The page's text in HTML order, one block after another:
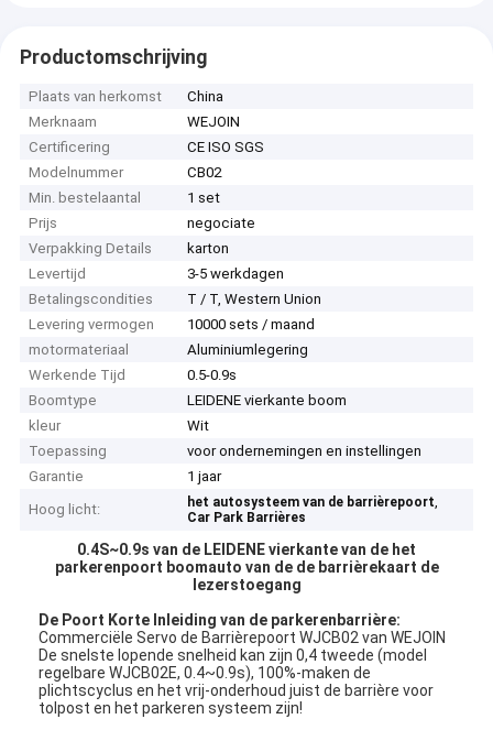
Productomschrijving
Plaats van herkomst
China
Merknaam
WEJOIN
Certificering
CE ISO SGS
Modelnummer
CB02
Min. bestelaantal
1 set
Prijs
negociate
Verpakking Details
karton
Levertijd
3-5 werkdagen
Betalingscondities
T / T, Western Union
Levering vermogen
10000 sets / maand
motormateriaal
Aluminiumlegering
Werkende Tijd
0.5-0.9s
Boomtype
LEIDENE vierkante boom
kleur
Wit
Toepassing
voor ondernemingen en instellingen
Garantie
1 jaar
Hoog licht:
het autosysteem van de barrièrepoort,
Car Park Barrières
0.4S~0.9s van de LEIDENE vierkante van de het
parkerenpoort boomauto van de de barrièrekaart de
lezerstoegang
De Poort Korte Inleiding van de parkerenbarrière:
Commerciële Servo de Barrièrepoort WJCB02 van WEJOIN
De snelste lopende snelheid kan zijn 0,4 tweede (model
regelbare WJCB02E, 0.4~0.9s), 100%-maken de
plichtscyclus en het vrij-onderhoud juist de barrière voor
tolpost en het parkeren systeem zijn!